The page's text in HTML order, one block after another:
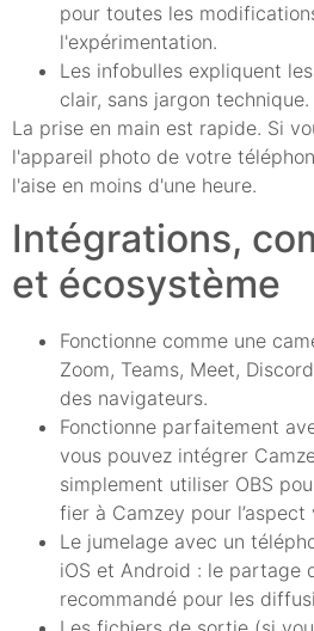
pour toutes les
l'expérimentation.
Les infobulles expliquent
clair, sans jargon technique.
La prise en main est rapide. Si
l'appareil photo de votre
l'aise en moins d'une heure.
Intégrations,
et écosystème
Fonctionne comme une
Zoom, Teams, Meet,
des navigateurs.
Fonctionne parfaitement
vous pouvez intégrer
simplement utiliser OBS
fier à Camzey pour l’aspect
Le jumelage avec un
iOS et Android : le partage
recommandé pour les